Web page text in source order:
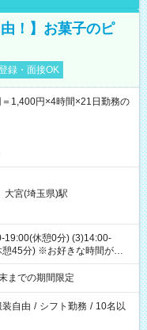
！】お菓子のピ
録・面接OK
1,400円×4時間×21日勤務の
大宮(埼玉県)駅
19:00(休憩0分) (3)14:00-
45分) ※お好きな時間が選べ
までの期間限定
装自由 / シフト勤務 / 10名以